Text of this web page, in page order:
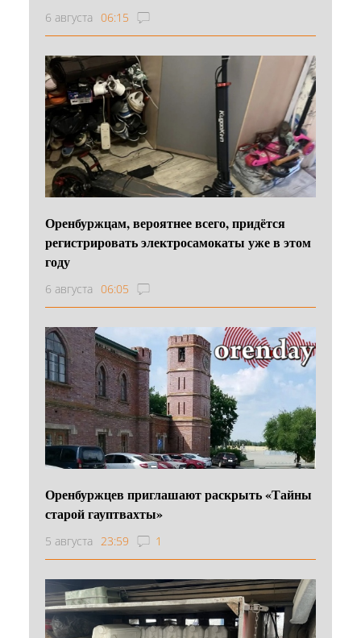
6 августа 06:15
Оренбуржцам, вероятнее всего, придётся
регистрировать электросамокаты уже в этом
году
6 августа 06:05
Оренбуржцев приглашают раскрыть «Тайны
старой гауптвахты»
5 августа 23:59 1